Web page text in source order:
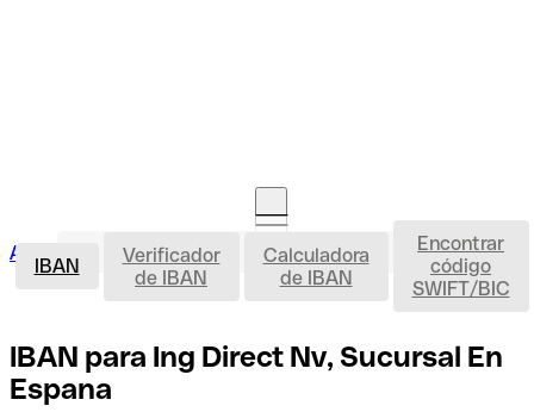
Acceso clientesAbrir cuenta IBAN
IBAN
Verificador
de IBAN
Calculadora
de IBAN
Encontrar
código
SWIFT/BIC
IBAN para Ing Direct Nv, Sucursal En
Espana